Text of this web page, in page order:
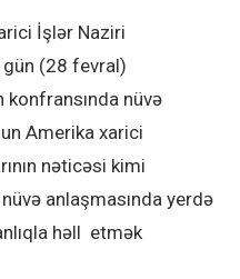
İşlər Naziri
(28 fevral)
konfransında nüvə
Amerika xarici
nəticəsi kimi
anlaşmasında yerdə
həll etmək